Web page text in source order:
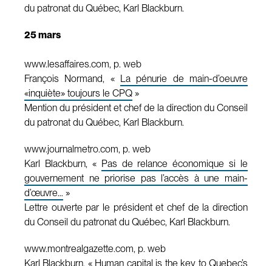
du patronat du Québec, Karl Blackburn.
25 mars
www.lesaffaires.com, p. web
François Normand, « La pénurie de main-d’oeuvre
«inquiète» toujours le CPQ »
Mention du président et chef de la direction du Conseil
du patronat du Québec, Karl Blackburn.
www.journalmetro.com, p. web
Karl Blackburn, « Pas de relance économique si le
gouvernement ne priorise pas l’accès à une main-
d’œuvre… »
Lettre ouverte par le président et chef de la direction
du Conseil du patronat du Québec, Karl Blackburn.
www.montrealgazette.com, p. web
Karl Blackburn, « Human capital is the key to Quebec’s